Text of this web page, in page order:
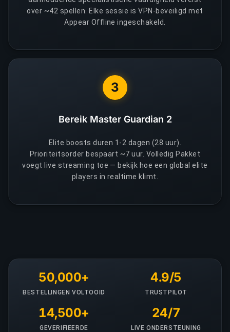
over ~42 spellen. Elke sessie is VPN-beveiligd met
Appear Offline ingeschakeld.
3
Bereik Master Guardian 2
Elite boosts duren 1-2 dagen (28 uur).
Prioriteitsorder bespaart ~7 uur. Volledig Pakket
voegt live streaming toe — bekijk hoe een global elite
players in realtime klimt.
50,000+
BESTELLINGEN VOLTOOID
4.9/5
TRUSTPILOT
14,500+
GEVERIFIEERDE
24/7
LIVE ONDERSTEUNING